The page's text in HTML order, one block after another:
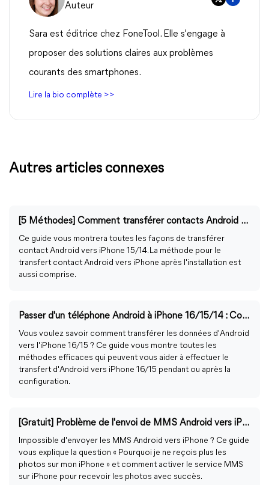
Auteur
Sara est éditrice chez FoneTool. Elle s'engage à
proposer des solutions claires aux problèmes
courants des smartphones.
Lire la bio complète >>
Autres articles connexes
[5 Méthodes] Comment transférer contacts Android vers iPhone 16/15/14
Ce guide vous montrera toutes les façons de transférer
contact Android vers iPhone 15/14. La méthode pour le
transfert contact Android vers iPhone après l'installation est
aussi comprise.
Passer d'un téléphone Android à iPhone 16/15/14 : Comment transférer les données ?
Vous voulez savoir comment transférer les données d'Android
vers l'iPhone 16/15 ? Ce guide vous montre toutes les
méthodes efficaces qui peuvent vous aider à effectuer le
transfert d'Android vers iPhone 16/15 pendant ou après la
configuration.
[Gratuit] Problème de l'envoi de MMS Android vers iPhone - Guide de FoneTool
Impossible d'envoyer les MMS Android vers iPhone ? Ce guide
vous explique la question « Pourquoi je ne reçois plus les
photos sur mon iPhone » et comment activer le service MMS
sur iPhone pour recevoir les photos avec succès.